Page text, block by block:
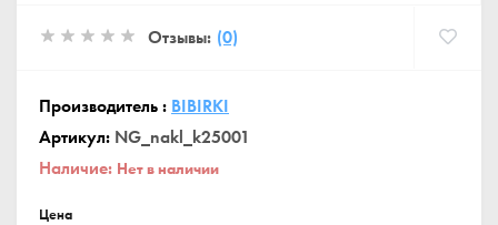
Отзывы: (0)
Производитель : BIBIRKI
Артикул: NG_nakl_k25001
Наличие: Нет в наличии
Цена